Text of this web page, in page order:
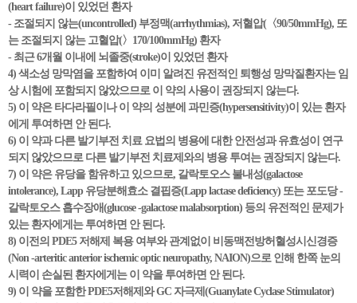
(heart failure)이 있었던 환자
- 조절되지 않는(uncontrolled) 부정맥(arrhythmias), 저혈압(〈90/50mmHg), 또
는 조절되지 않는 고혈압(〉170/100mmHg) 환자
- 최근 6개월 이내에 뇌졸중(stroke)이 있었던 환자
4) 색소성 망막염을 포함하여 이미 알려진 유전적인 퇴행성 망막질환자는 임
상 시험에 포함되지 않았으므로 이 약의 사용이 권장되지 않는다.
5) 이 약은 타다라필이나 이 약의 성분에 과민증(hypersensitivity)이 있는 환자
에게 투여하면 안 된다.
6) 이 약과 다른 발기부전 치료 요법의 병용에 대한 안전성과 유효성이 연구
되지 않았으므로 다른 발기부전 치료제와의 병용 투여는 권장되지 않는다.
7) 이 약은 유당을 함유하고 있으므로, 갈락토오스 불내성(galactose
intolerance), Lapp 유당분해효소 결핍증(Lapp lactase deficiency) 또는 포도당 -
갈락토오스 흡수장애(glucose -galactose malabsorption) 등의 유전적인 문제가
있는 환자에게는 투여하면 안 된다.
8) 이전의 PDE5 저해제 복용 여부와 관계없이 비동맥전방허혈성시신경증
(Non -arteritic anterior ischemic optic neuropathy, NAION)으로 인해 한쪽 눈의
시력이 손실된 환자에게는 이 약을 투여하면 안 된다.
9) 이 약을 포함한 PDE5저해제와 GC 자극제(Guanylate Cyclase Stimulator)